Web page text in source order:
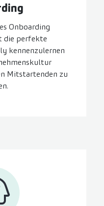
Onboarding
die perfekte
kennenzulernen
Mitstartenden zu